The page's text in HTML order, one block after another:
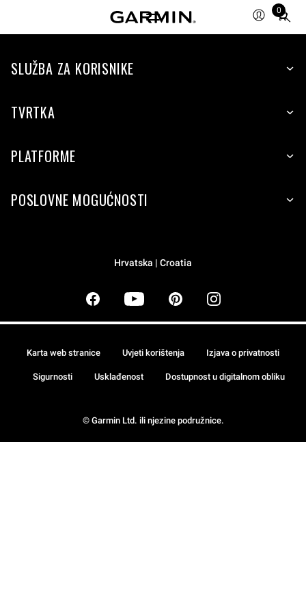
0
Total
items
cart:
SLUŽBA ZA KORISNIKE
TVRTKA
PLATFORME
POSLOVNE MOGUĆNOSTI
Hrvatska | Croatia
© Garmin Ltd. ili njezine podružnice.
Karta web stranice Uvjeti korištenja Izjava o privatnosti
Sigurnosti Usklađenost Dostupnost u digitalnom obliku